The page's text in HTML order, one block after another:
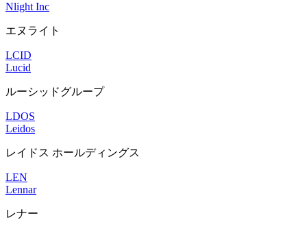
Nlight Inc
エヌライト
LCID
Lucid
ルーシッドグループ
LDOS
Leidos
レイドス ホールディングス
LEN
Lennar
レナー